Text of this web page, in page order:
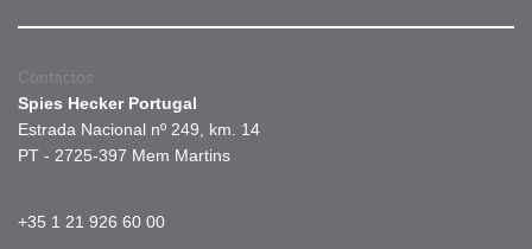
Contactos
Spies Hecker Portugal
Estrada Nacional nº 249, km. 14
PT - 2725-397 Mem Martins
+35 1 21 926 60 00